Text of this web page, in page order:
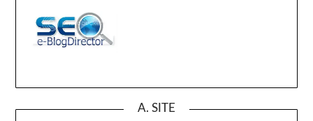
A. SITE